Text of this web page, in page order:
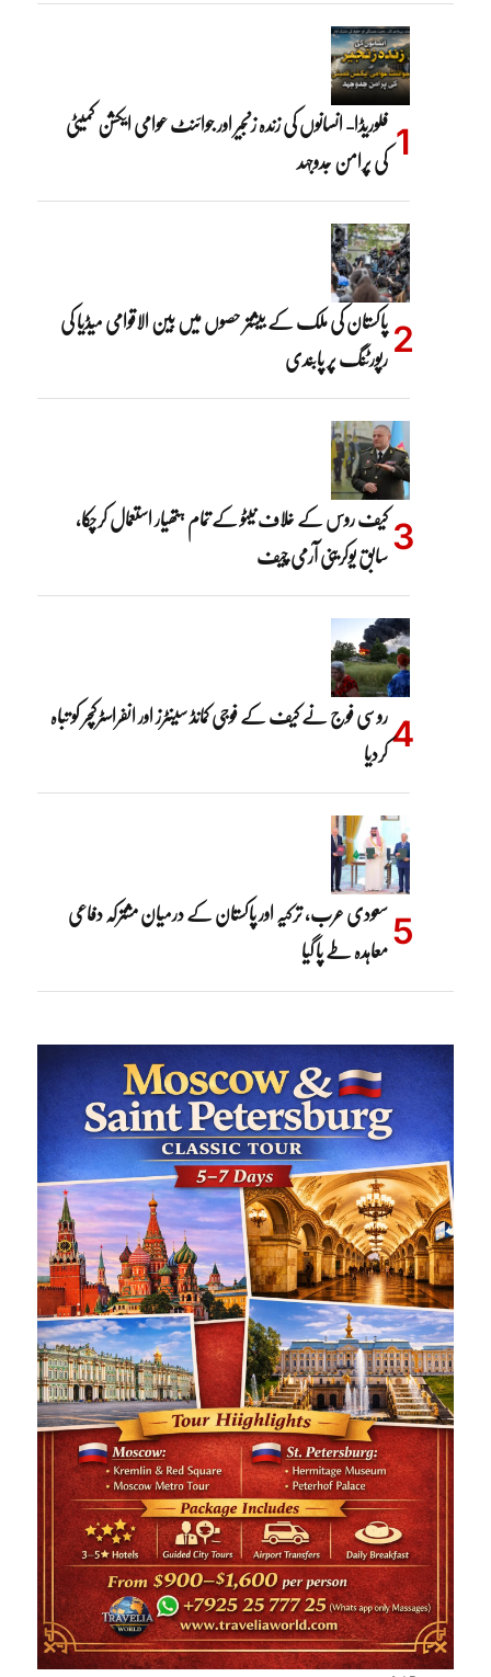
فلوریڈا- انسانوں کی زندہ زنجیر اور جوائنٹ عوامی ایکشن کمیٹی
کی پرامن جدوجہد
پاکستان کی ملک کے بیشتر حصوں میں بین الاقوامی میڈیا کی
رپورٹنگ پر پابندی
کیف روس کے خلاف نیٹو کے تمام ہتھیار استعمال کرچکا،
سابق یوکرینی آرمی چیف
روسی فوج نے کیف کے فوجی کمانڈ سینٹرز اور انفراسٹرکچر کو تباہ
کردیا
سعودی عرب، ترکیہ اور پاکستان کے درمیان مشترکہ دفاعی
معاہدہ طے پا گیا